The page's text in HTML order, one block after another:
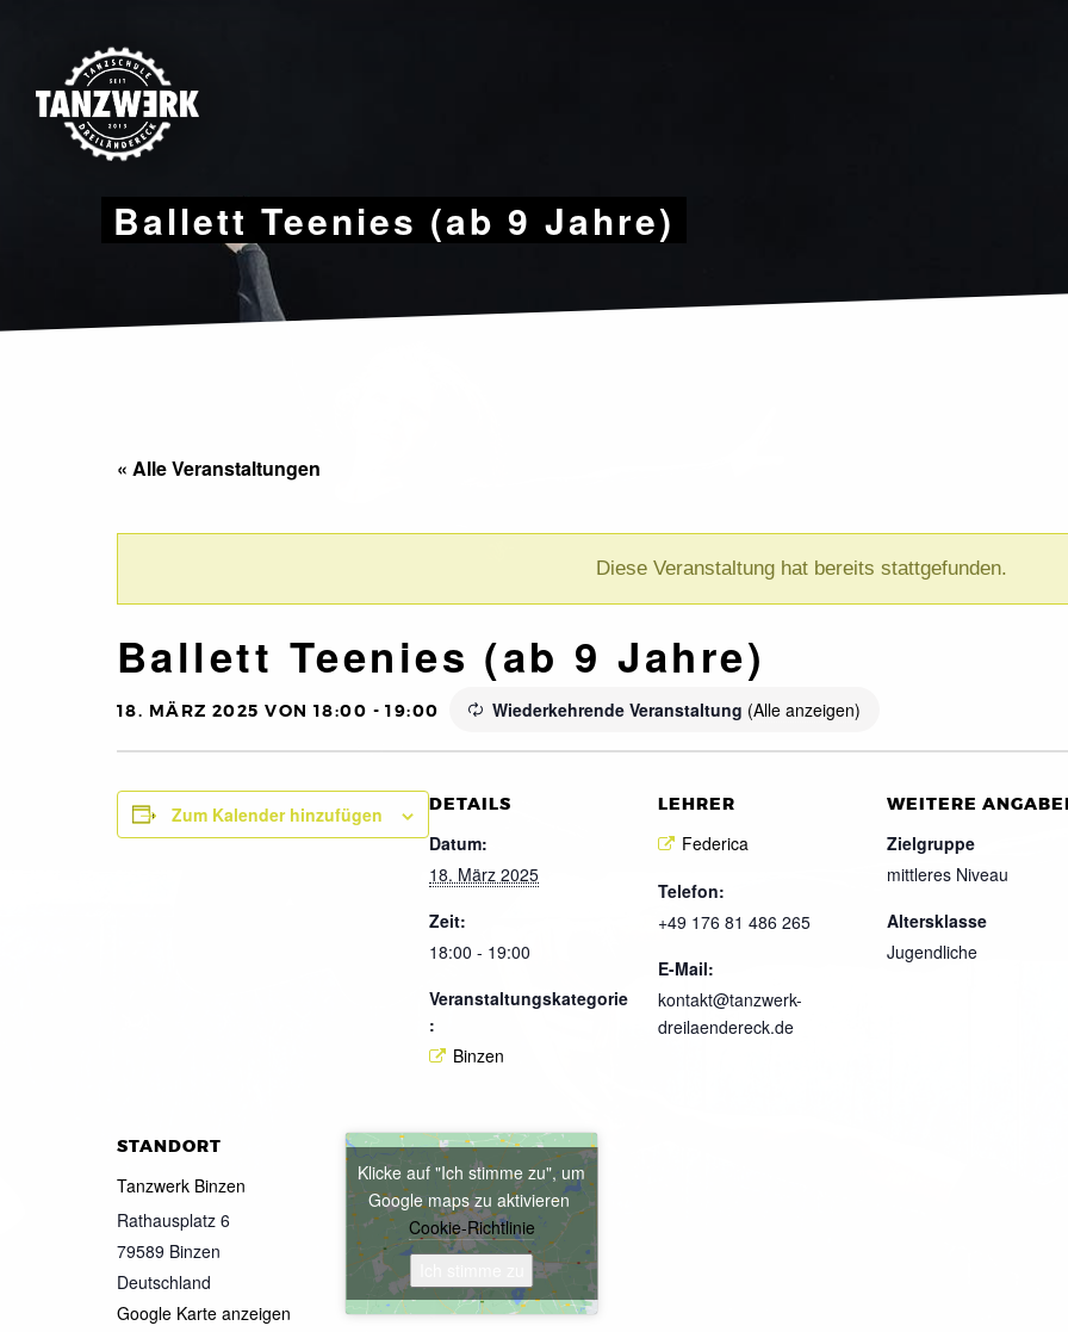
Ballett Teenies (ab 9 Jahre)
« Alle Veranstaltungen
Diese Veranstaltung hat bereits stattgefunden.
Ballett Teenies (ab 9 Jahre)
18. MÄRZ 2025 VON 18:00 -19:00 Wiederkehrende Veranstaltung (Alle anzeigen)
Zum Kalender hinzufügen DETAILS
Datum:
18. März 2025
Zeit:
18:00 - 19:00
Veranstaltungskategorie
:
Binzen
LEHRER
Federica
Telefon:
+49 176 81 486 265
E-Mail:
kontakt@tanzwerk-
dreilaendereck.de
WEITERE
Zielgruppe
mittleres Niveau
Altersklasse
Jugendliche
STANDORT
Tanzwerk Binzen
Rathausplatz 6
79589 Binzen
Deutschland
Google Karte anzeigen
Klicke auf "Ich stimme zu", um
Google maps zu aktivieren
Cookie-Richtlinie